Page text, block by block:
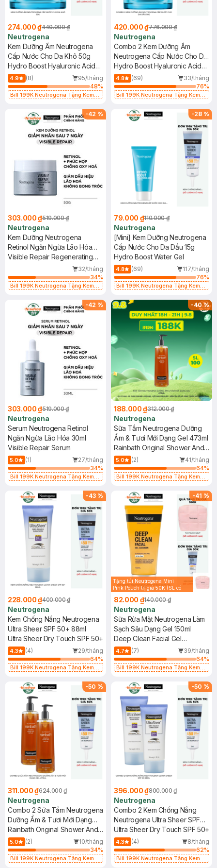
274.000 ₫440.000 ₫
Neutrogena
Kem Dưỡng Ẩm Neutrogena
Cấp Nước Cho Da Khô 50g
Hydro Boost Hyaluronic Acid
Nourishing Cream
4.9 (8)
95/tháng
48%
Bill 199K Neutrogena Tặng Kem
420.000 ₫776.000 ₫
Neutrogena
Combo 2 Kem Dưỡng Ẩm
Neutrogena Cấp Nước Cho Da
Dầu 50g
Hydro Boost Hyaluronic Acid
Water Gel
4.8 (69)
33/tháng
76%
Bill 199K Neutrogena Tặng Kem
-42 %
303.000 ₫519.000 ₫
Neutrogena
Kem Dưỡng Neutrogena
Retinol Ngăn Ngừa Lão Hóa
50g
Visible Repair Regenerating
32/tháng
34%
Bill 199K Neutrogena Tặng Kem
-28 %
79.000 ₫110.000 ₫
Neutrogena
[Mini] Kem Dưỡng Neutrogena
Cấp Nước Cho Da Dầu 15g
Hydro Boost Water Gel
4.8 (69)
117/tháng
76%
Bill 199K Neutrogena Tặng Kem
Hạn)
-42 %
303.000 ₫519.000 ₫
Neutrogena
Serum Neutrogena Retinol
Ngăn Ngừa Lão Hóa 30ml
Visible Repair Serum
5.0 (1)
27/tháng
34%
Bill 199K Neutrogena Tặng Kem
-40%
188.000 ₫312.000 ₫
Neutrogena
Sữa Tắm Neutrogena Dưỡng
Ẩm & Tươi Mới Dạng Gel 473ml
Rainbath Original Shower And
Bath Gel
5.0 (2)
41/tháng
64%
Bill 199K Neutrogena Tặng Kem
-43 %
228.000 ₫400.000 ₫
Neutrogena
Kem Chống Nắng Neutrogena
Ultra Sheer SPF 50+ 88ml
Ultra Sheer Dry Touch SPF 50+
4.3 (4)
29/tháng
64%
Bill 199K Neutrogena Tặng Kem
-41 %
Tặng túi Neutrogena Mini
Pink Pouch trị giá 50K (SL có
82.000 ₫140.000 ₫
Neutrogena
Sữa Rửa Mặt Neutrogena Làm
Sạch Sâu Dạng Gel 150ml
Deep Clean Facial Gel
Cleanser
4.7 (7)
39/tháng
64%
Bill 199K Neutrogena Tặng Kem
-50 %
311.000 ₫624.000 ₫
Neutrogena
Combo 2 Sữa Tắm Neutrogena
Dưỡng Ẩm & Tươi Mới Dạng
Gel 473ml
Rainbath Original Shower And
Bath Gel
5.0 (2)
10/tháng
34%
Bill 199K Neutrogena Tặng Kem
-50 %
396.000 ₫800.000 ₫
Neutrogena
Combo 2 Kem Chống Nắng
Neutrogena Ultra Sheer SPF
50 88ml
Ultra Sheer Dry Touch SPF 50+
4.3 (4)
8/tháng
62%
Bill 199K Neutrogena Tặng Kem